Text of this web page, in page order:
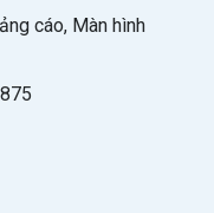
cáo, Màn hình